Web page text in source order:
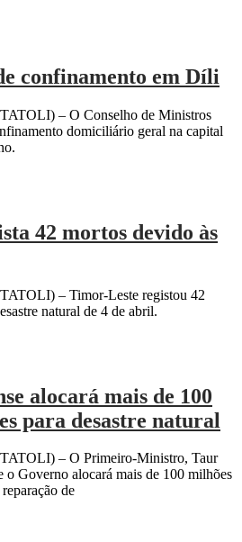
confinamento em Díli
– O Conselho de Ministros
domiciliário geral na capital
42 mortos devido às
– Timor-Leste registou 42
natural de 4 de abril.
alocará mais de 100
para desastre natural
– O Primeiro-Ministro, Taur
o Governo alocará mais de 100 milhões
de